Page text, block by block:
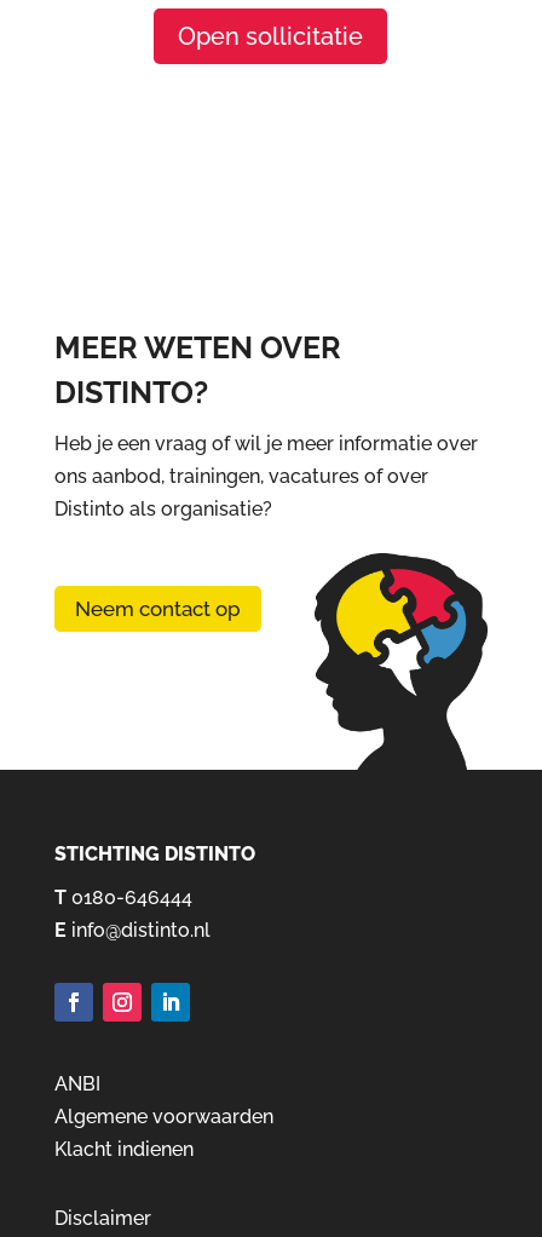
Open sollicitatie
MEER WETEN OVER
DISTINTO?
Heb je een vraag of wil je meer informatie over
ons aanbod, trainingen, vacatures of over
Distinto als organisatie?
Neem contact op
STICHTING DISTINTO
T0180-646444
E info@distinto.nl
ANBI
Algemene voorwaarden
Klacht indienen
Disclaimer